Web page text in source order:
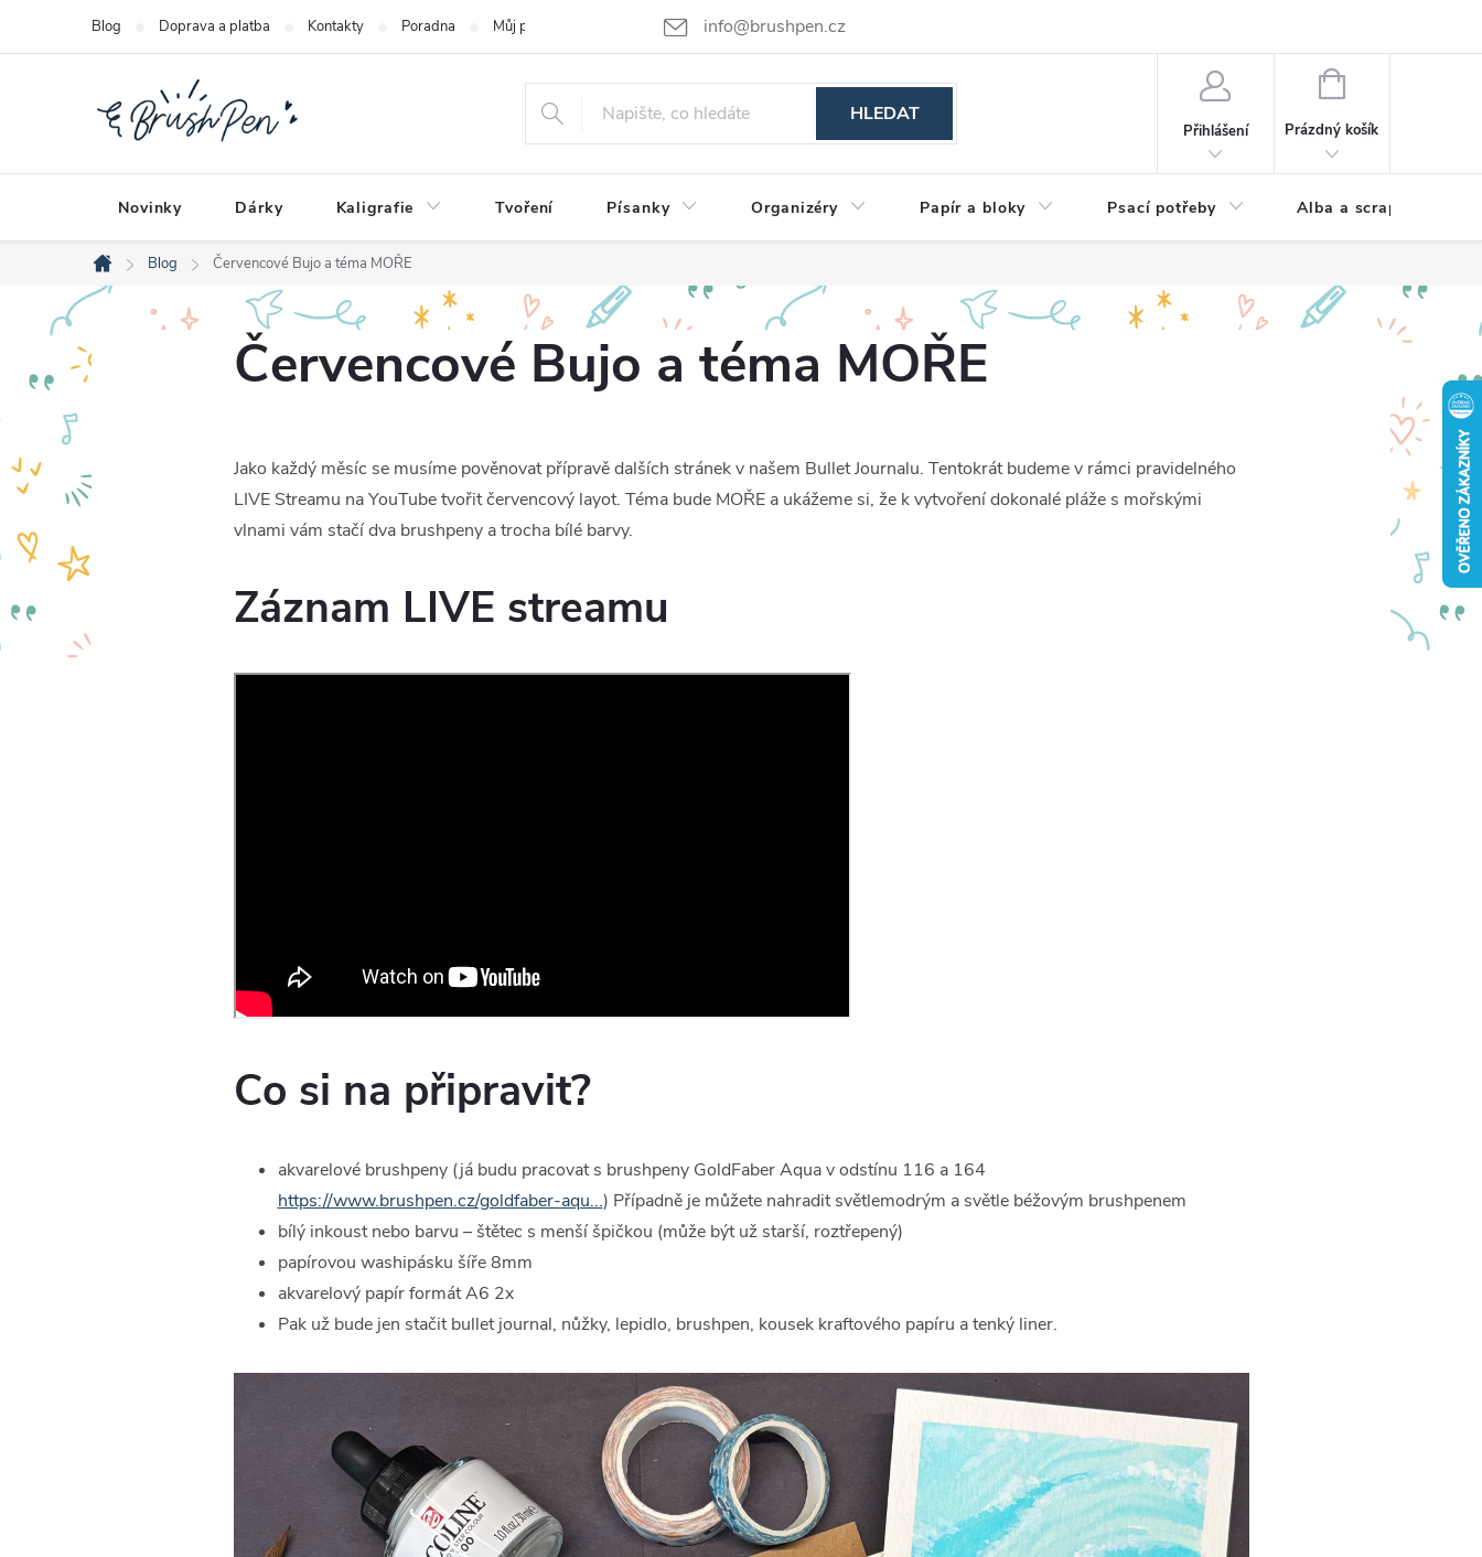
info@brushpen.cz
Blog Doprava a platba Kontakty Poradna Můj příběh Obchodní podmínky Podmínky ochrany osobních údajů
HLEDAT
Přihlášení
NÁKUPNÍ
Prázdný košík
Novinky Dárky Kaligrafie Tvoření Písanky Organizéry Papír a bloky Psací potřeby Alba a scrapbooking
Domů
Blog Červencové Bujo a téma MOŘE
Červencové Bujo a téma MOŘE
Jako každý měsíc se musíme pověnovat přípravě dalších stránek v našem Bullet Journalu. Tentokrát budeme v rámci pravidelného
LIVE Streamu na YouTube tvořit červencový layot. Téma bude MOŘE a ukážeme si, že k vytvoření dokonalé pláže s mořskými
vlnami vám stačí dva brushpeny a trocha bílé barvy.
Záznam LIVE streamu
Co si na připravit?
akvarelové brushpeny (já budu pracovat s brushpeny GoldFaber Aqua v odstínu 116 a 164
https://www.brushpen.cz/goldfaber-aqu...) Případně je můžete nahradit světlemodrým a světle béžovým brushpenem
bílý inkoust nebo barvu – štětec s menší špičkou (může být už starší, roztřepený)
papírovou washipásku šíře 8mm
akvarelový papír formát A6 2x
Pak už bude jen stačit bullet journal, nůžky, lepidlo, brushpen, kousek kraftového papíru a tenký liner.